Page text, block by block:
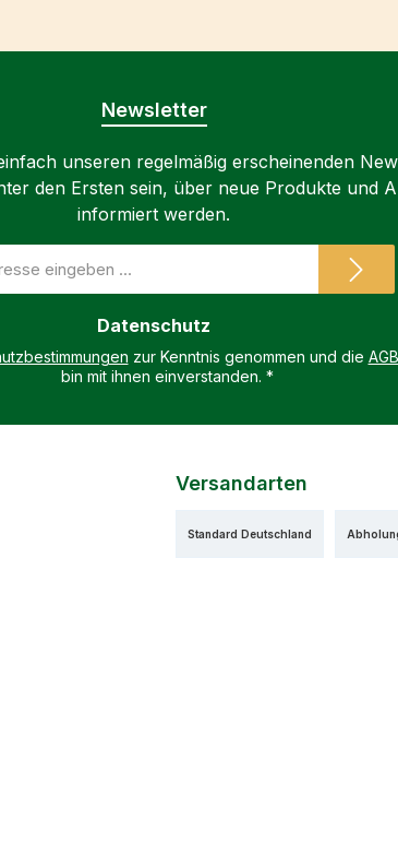
Newsletter
unseren regelmäßig erscheinenden
den Ersten sein, über neue Produkte und
informiert werden.
Datenschutz
zur Kenntnis genommen und die AGB
bin mit ihnen einverstanden. *
Versandarten
Standard Deutschland